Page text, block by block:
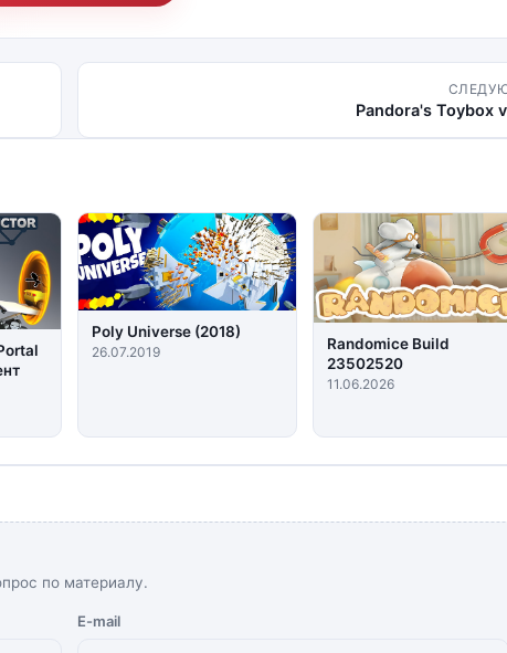
Pandora's Toybox
Poly Universe (2018)
26.07.2019
Randomice Build
23502520
11.06.2026
по материалу.
E-mail